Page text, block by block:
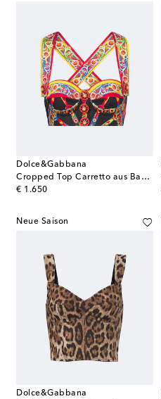
Dolce&Gabbana
Cropped Top Carretto aus Baumwoll-Popeline
€ 1.650
original price
Neue Saison
Dolce&Gabbana